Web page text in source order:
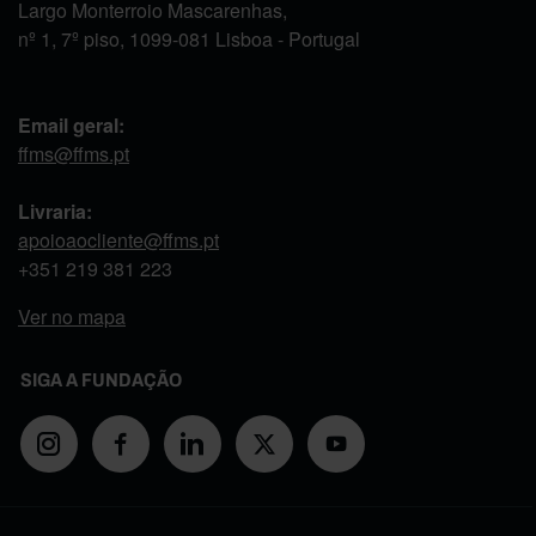
Largo Monterroio Mascarenhas,
nº 1, 7º piso, 1099-081 Lisboa - Portugal
Email geral:
ffms@ffms.pt
Livraria:
apoioaocliente@ffms.pt
+351 219 381 223
Ver no mapa
SIGA A FUNDAÇÃO